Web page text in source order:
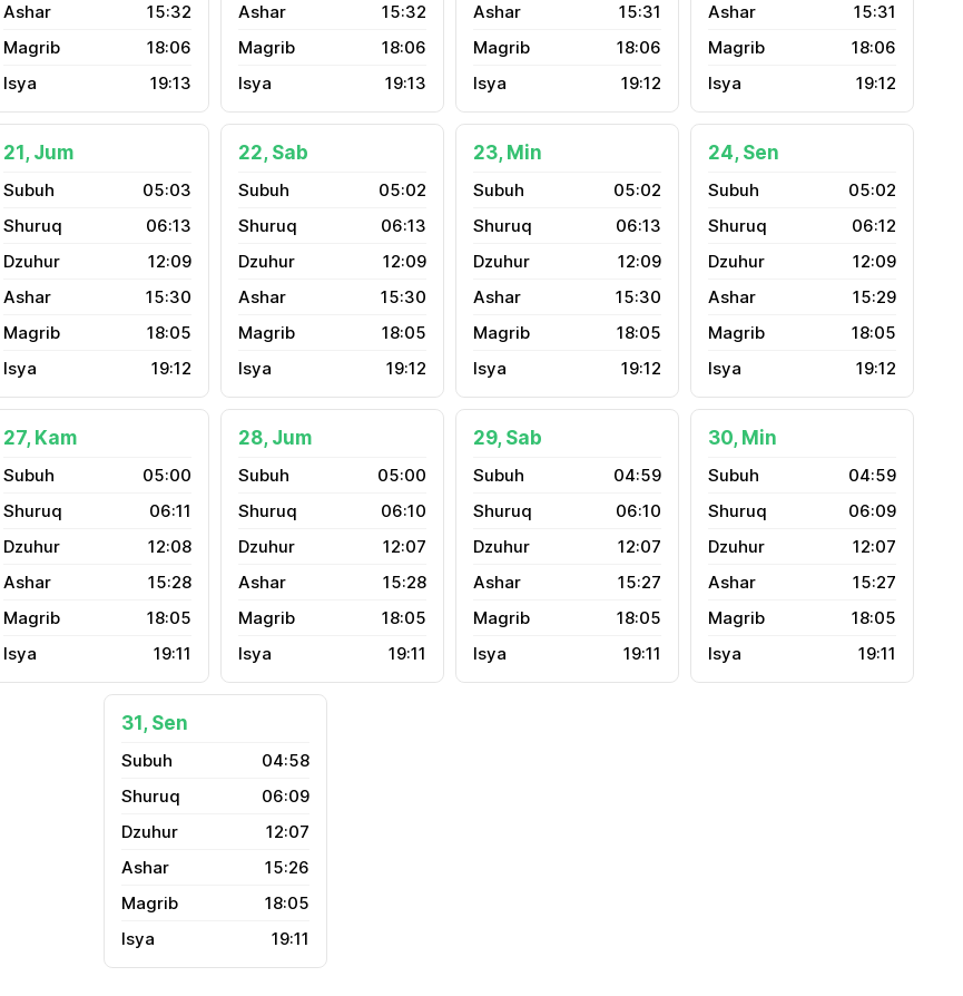
15:32
18:06
19:13
15:32
18:06
19:13
15:31
18:06
19:12
15:31
18:06
19:12
21, Jum
05:03
06:13
12:09
15:30
18:05
19:12
22, Sab
05:02
06:13
12:09
15:30
18:05
19:12
23, Min
05:02
06:13
12:09
15:30
18:05
19:12
24, Sen
05:02
06:12
12:09
15:29
18:05
19:12
27, Kam
05:00
06:11
12:08
15:28
18:05
19:11
28, Jum
05:00
06:10
12:07
15:28
18:05
19:11
29, Sab
04:59
06:10
12:07
15:27
18:05
19:11
30, Min
04:59
06:09
12:07
15:27
18:05
19:11
31, Sen
04:58
06:09
12:07
15:26
18:05
19:11